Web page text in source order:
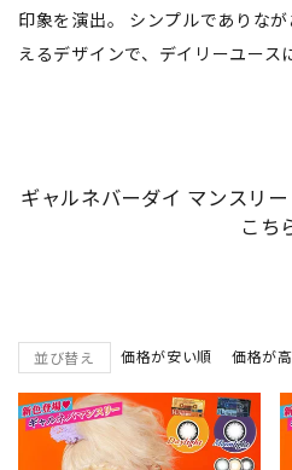
印象を演出。 シンプルでありな
えるデザインで、デイリーユース
ギャルネバーダイ マンスリ
こち
並び替え 価格が安い順 価格が